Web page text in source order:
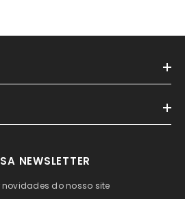
NEWSLETTER
novidades do nosso site